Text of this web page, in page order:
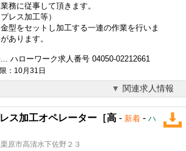
務に従事して頂きます。
プレス 加工等）
型をセットし加工する一連の作業を行いま
あります。
ハローワーク求人番号 04050-02212661
：10月31日
関連求人情報
ス加工オペレーター［高 - 新着 - ハ
原市高清水下佐野２３